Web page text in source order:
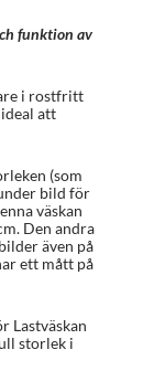
funktion av
i rostfritt
att
(som
bild för
väskan
Den andra
även på
ett mått på
Lastväskan
storlek i